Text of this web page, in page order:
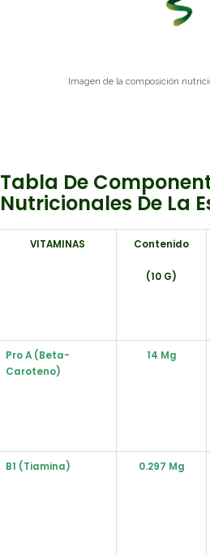
Imagen de la composición
Tabla De
Nutricionales De La
VITAMINAS Contenido
(10 G)
Pro A (Beta-
Caroteno)
14 Mg
B1 (Tiamina) 0.297 Mg